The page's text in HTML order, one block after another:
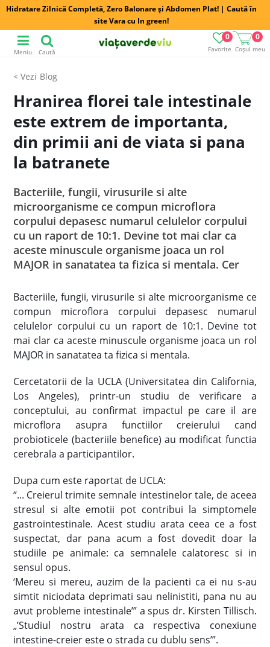
Hidratare Zilnică Completă, Zero Balonare și Abdomen Plat! | Caută în
site Vara cu In green!
Favorite
0
Coșul meu
0
Meniu Caută
Blog
Hranirea florei tale intestinale
este extrem de importanta,
din primii ani de viata si pana
la batranete
Bacteriile, fungii, virusurile si alte
microorganisme ce compun microflora
corpului depasesc numarul celulelor corpului
cu un raport de 10:1. Devine tot mai clar ca
aceste minuscule organisme joaca un rol
MAJOR in sanatatea ta fizica si mentala. Cer
Bacteriile, fungii, virusurile si alte microorganisme ce
compun microflora corpului depasesc numarul
celulelor corpului cu un raport de 10:1. Devine tot
mai clar ca aceste minuscule organisme joaca un rol
MAJOR in sanatatea ta fizica si mentala.
Cercetatorii de la UCLA (Universitatea din California,
Los Angeles), printr-un studiu de verificare a
conceptului, au confirmat impactul pe care il are
microflora asupra functiilor creierului cand
probioticele (bacteriile benefice) au modificat functia
cerebrala a participantilor.
Dupa cum este raportat de UCLA:
“... Creierul trimite semnale intestinelor tale, de aceea
stresul si alte emotii pot contribui la simptomele
gastrointestinale. Acest studiu arata ceea ce a fost
suspectat, dar pana acum a fost dovedit doar la
studiile pe animale: ca semnalele calatoresc si in
sensul opus.
‘Mereu si mereu, auzim de la pacienti ca ei nu s-au
simtit niciodata deprimati sau nelinistiti, pana nu au
avut probleme intestinale’” a spus dr. Kirsten Tillisch.
„’Studiul nostru arata ca respectiva conexiune
intestine-creier este o strada cu dublu sens’”.